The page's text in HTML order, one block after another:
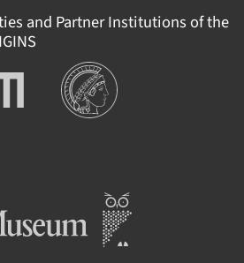
and Partner Institutions of the
Institutions